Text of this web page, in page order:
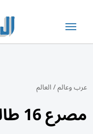
عرب وعالم/العالم
مصرع 16 طالبة بحريق في كينيا